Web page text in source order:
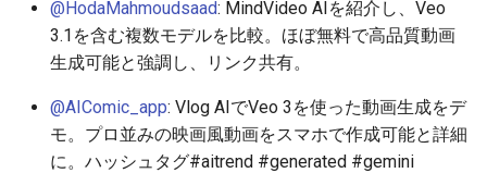
2026-05-24
2026-05-23
2026-05-22
2025-11-08
2025-11-07
2025-11-06
2026-05-24
2026-05-23
2026-05-22
2025-11-08
2025-11-07
2025-11-06
2026-05-21
2026-05-20
2026-05-19
2025-11-08
2025-11-07
2025-11-06
2026-05-20
2026-05-19
2026-05-18
2026-05-24
2026-05-23
2026-05-22
@HodaMahmoudsaad: MindVideo AIを紹介し、Veo
3.1を含む複数モデルを比較。ほぼ無料で高品質動画
生成可能と強調し、リンク共有。
@AIComic_app: Vlog AIでVeo 3を使った動画生成をデ
モ。プロ並みの映画風動画をスマホで作成可能と詳細
に。ハッシュタグ#aitrend #generated #gemini